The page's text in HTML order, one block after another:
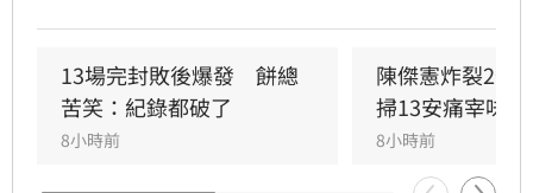
13場完封敗後爆發　餅總
苦笑：紀錄都破了
8小時前
陳傑憲炸裂2分
掃13安痛宰味全
8小時前